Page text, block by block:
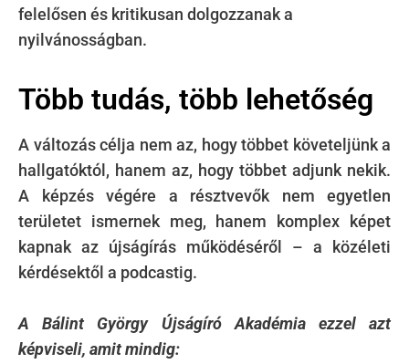
felelősen és kritikusan dolgozzanak a
nyilvánosságban.
Több tudás, több lehetőség
A változás célja nem az, hogy többet követeljünk a
hallgatóktól, hanem az, hogy többet adjunk nekik.
A képzés végére a résztvevők nem egyetlen
területet ismernek meg, hanem komplex képet
kapnak az újságírás működéséről – a közéleti
kérdésektől a podcastig.
A Bálint György Újságíró Akadémia ezzel azt
képviseli, amit mindig: